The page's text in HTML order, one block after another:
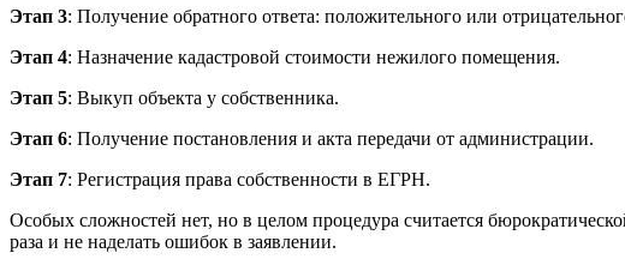
Этап 3: Получение обратного ответа: положительного или
Этап 4: Назначение кадастровой стоимости нежилого помещения.
Этап 5: Выкуп объекта у собственника.
Этап 6: Получение постановления и акта передачи от администрации.
Этап 7: Регистрация права собственности в ЕГРН.
Особых сложностей нет, но в целом процедура считается
раза и не наделать ошибок в заявлении.